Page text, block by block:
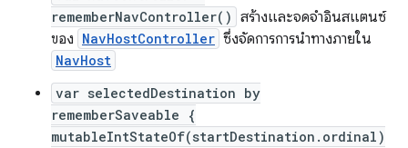
rememberNavController() สร้างและจดจำอินสแตนซ์
ของ NavHostController ซึ่งจัดการการนำทางภายใน
NavHost
var selectedDestination by
rememberSaveable {
mutableIntStateOf(startDestination.ordinal)